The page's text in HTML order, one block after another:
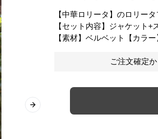
Next slide
【中華ロリータ】のロリー
【セット内容】ジャケット
【素材】ベルベット【カラ
ご注文確定